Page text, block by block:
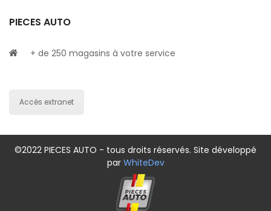
PIECES AUTO
+ de 250 magasins à votre service
Accès extranet
©2022 PIECES AUTO - tous droits réservés. Site développé
par WhiteDev